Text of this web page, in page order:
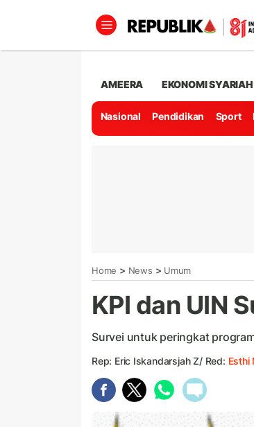
AMEERA EKONOMI SYARIAH
Nasional Pendidikan Sport
Home > News > Umum
KPI dan UIN
Survei untuk peringkat
Rep: Eric Iskandarsjah Z/ Red: Esthi